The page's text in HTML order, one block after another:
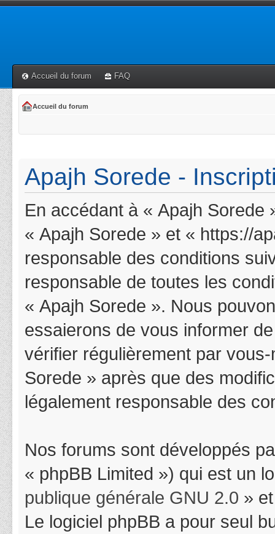
Accueil du forum FAQ
Accueil du forum
Apajh Sorede -
En accédant à « Apajh
« Apajh Sorede » et « https://
responsable des conditions
responsable de toutes les
« Apajh Sorede ». Nous
essaierons de vous informer
vérifier régulièrement par
Sorede » après que des
légalement responsable des
Nos forums sont développés
« phpBB Limited ») qui est un
publique générale GNU 2.0 »
Le logiciel phpBB a pour seul